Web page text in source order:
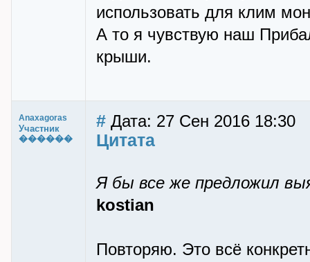
использовать для клим
А то я чувствую наш
крыши.
Anaxagoras
Участник
������
# Дата: 27 Сен 2016 18:30
Цитата
Я бы все же предложил
kostian
Повторяю. Это всё